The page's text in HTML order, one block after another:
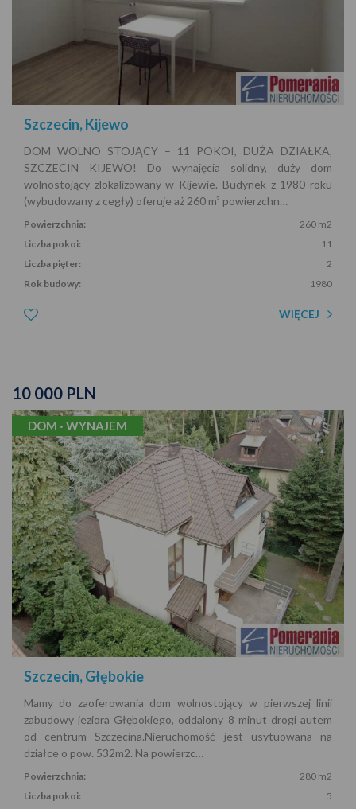
Szczecin, Kijewo
DOM WOLNO STOJĄCY – 11 POKOI, DUŻA DZIAŁKA,
SZCZECIN KIJEWO! Do wynajęcia solidny, duży dom
wolnostojący zlokalizowany w Kijewie. Budynek z 1980 roku
(wybudowany z cegły) oferuje aż 260 m² powierzchn…
Powierzchnia:
260 m2
Liczba pokoi:
11
Liczba pięter:
2
Rok budowy:
1980
WIĘCEJ
10 000 PLN
DOM · WYNAJEM
Szczecin, Głębokie
Mamy do zaoferowania dom wolnostojący w pierwszej linii
zabudowy jeziora Głębokiego, oddalony 8 minut drogi autem
od centrum Szczecina.Nieruchomość jest usytuowana na
działce o pow. 532m2. Na powierzc…
Powierzchnia:
280 m2
Liczba pokoi:
5